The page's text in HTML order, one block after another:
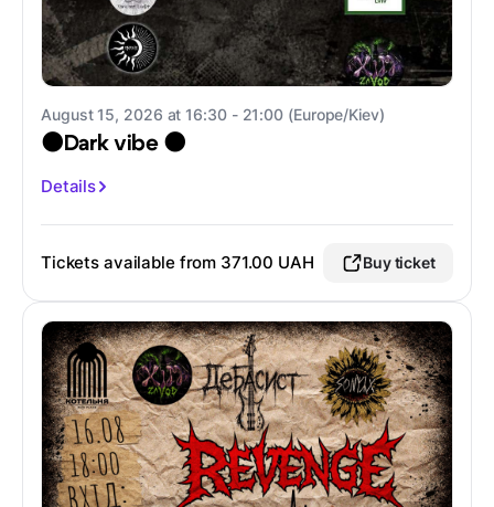
August 15, 2026 at 16:30 - 21:00 (Europe/Kiev)
🌑Dark vibe 🌑
Details
Tickets available from 371.00 UAH Buy ticket